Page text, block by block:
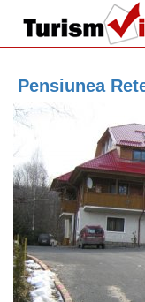
Pensiunea